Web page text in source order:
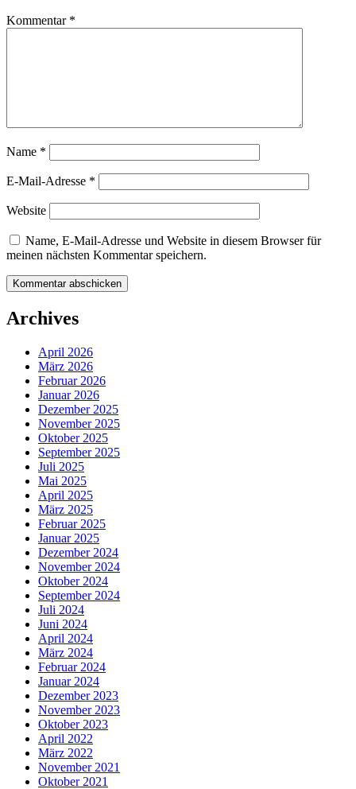
Kommentar *
Name *
E-Mail-Adresse *
Website
Name, E-Mail-Adresse und Website in diesem Browser für
meinen nächsten Kommentar speichern.
Archives
April 2026
März 2026
Februar 2026
Januar 2026
Dezember 2025
November 2025
Oktober 2025
September 2025
Juli 2025
Mai 2025
April 2025
März 2025
Februar 2025
Januar 2025
Dezember 2024
November 2024
Oktober 2024
September 2024
Juli 2024
Juni 2024
April 2024
März 2024
Februar 2024
Januar 2024
Dezember 2023
November 2023
Oktober 2023
April 2022
März 2022
November 2021
Oktober 2021